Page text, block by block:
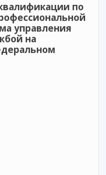
по
управления
на